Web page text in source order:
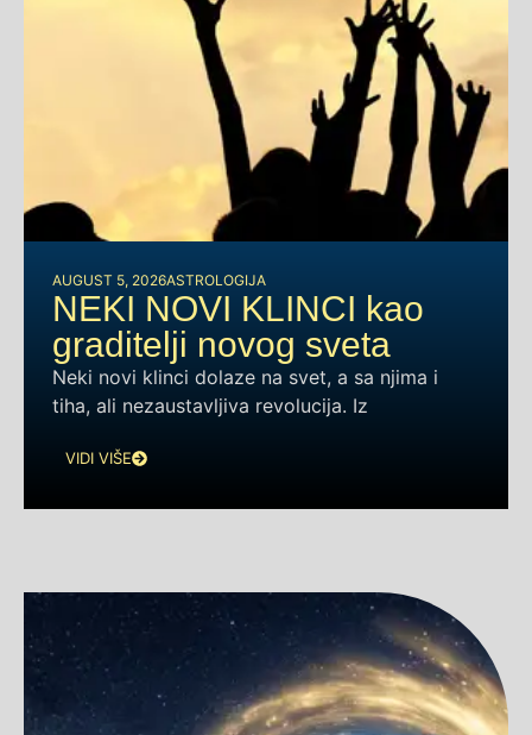
AUGUST 5, 2026ASTROLOGIJA
NEKI NOVI KLINCI kao
graditelji novog sveta
Neki novi klinci dolaze na svet, a sa njima i
tiha, ali nezaustavljiva revolucija. Iz
VIDI VIŠE